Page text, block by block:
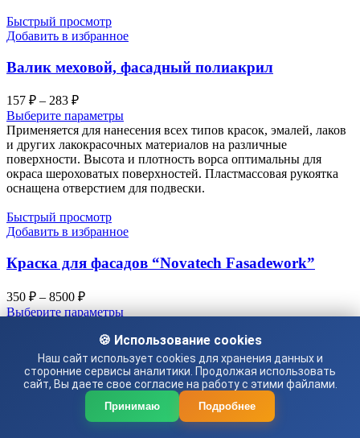
Быстрый просмотр
Добавить в избранное
Валик меховой, фасадный полиакрил
157 ₽ – 283 ₽Диапазон
цен:
157 ₽
–
283 ₽
Выберите параметры
Применяется для нанесения всех типов красок, эмалей, лаков
и других лакокрасочных материалов на различные
поверхности. Высота и плотность ворса оптимальны для
окраса шероховатых поверхностей. Пластмассовая рукоятка
оснащена отверстием для подвески.
Быстрый просмотр
Добавить в избранное
Краска для фасадов “Novatech Fasadework”
350 ₽ – 8500 ₽Диапазон
цен:
8500 ₽
Выберите параметры
влажных помещениях.
Быстрый просмотр
Добавить в избранное
Эмаль ПФ-115 “Farbox” алкидная
🍪 Использование cookies
Наш сайт использует cookies для хранения данных и
сторонние сервисы аналитики. Продолжая использовать
сайт, Вы даете свое согласие на работу с этими файлами.
Принимаю Подробнее